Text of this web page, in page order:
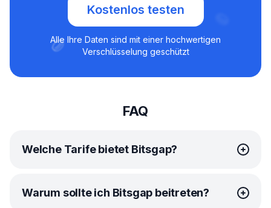
Kostenlos testen
Alle Ihre Daten sind mit einer hochwertigen
Verschlüsselung geschützt
FAQ
Welche Tarife bietet Bitsgap?
Bitsgap bietet einfache, erschwingliche Tarifefür jeden
Händler.
Warum sollte ich Bitsgap beitreten?